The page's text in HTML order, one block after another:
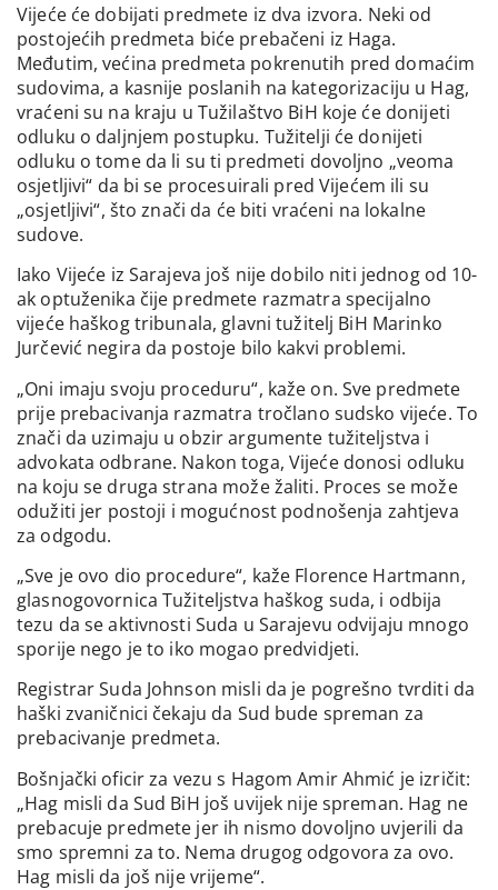
Vijeće će dobijati predmete iz dva izvora. Neki od
postojećih predmeta biće prebačeni iz Haga.
Međutim, većina predmeta pokrenutih pred domaćim
sudovima, a kasnije poslanih na kategorizaciju u Hag,
vraćeni su na kraju u Tužilaštvo BiH koje će donijeti
odluku o daljnjem postupku. Tužitelji će donijeti
odluku o tome da li su ti predmeti dovoljno „veoma
osjetljivi“ da bi se procesuirali pred Vijećem ili su
„osjetljivi“, što znači da će biti vraćeni na lokalne
sudove.
Iako Vijeće iz Sarajeva još nije dobilo niti jednog od 10-
ak optuženika čije predmete razmatra specijalno
vijeće haškog tribunala, glavni tužitelj BiH Marinko
Jurčević negira da postoje bilo kakvi problemi.
„Oni imaju svoju proceduru“, kaže on. Sve predmete
prije prebacivanja razmatra tročlano sudsko vijeće. To
znači da uzimaju u obzir argumente tužiteljstva i
advokata odbrane. Nakon toga, Vijeće donosi odluku
na koju se druga strana može žaliti. Proces se može
odužiti jer postoji i mogućnost podnošenja zahtjeva
za odgodu.
„Sve je ovo dio procedure“, kaže Florence Hartmann,
glasnogovornica Tužiteljstva haškog suda, i odbija
tezu da se aktivnosti Suda u Sarajevu odvijaju mnogo
sporije nego je to iko mogao predvidjeti.
Registrar Suda Johnson misli da je pogrešno tvrditi da
haški zvaničnici čekaju da Sud bude spreman za
prebacivanje predmeta.
Bošnjački oficir za vezu s Hagom Amir Ahmić je izričit:
„Hag misli da Sud BiH još uvijek nije spreman. Hag ne
prebacuje predmete jer ih nismo dovoljno uvjerili da
smo spremni za to. Nema drugog odgovora za ovo.
Hag misli da još nije vrijeme“.